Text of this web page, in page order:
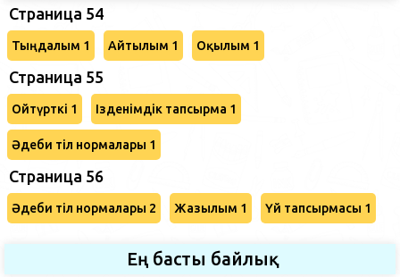
Страница 54
Тыңдалым 1 Айтылым 1 Оқылым 1
Страница 55
Ойтүрткі 1 Ізденімдік тапсырма 1
Әдеби тіл нормалары 1
Страница 56
Әдеби тіл нормалары 2 Жазылым 1 Үй тапсырмасы 1
Ең басты байлық